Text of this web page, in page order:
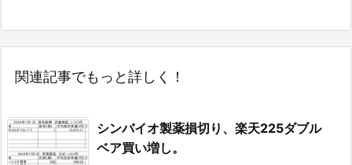
関連記事でもっと詳しく！
シンバイオ製薬損切り、楽天225ダブル
ベア買い増し。